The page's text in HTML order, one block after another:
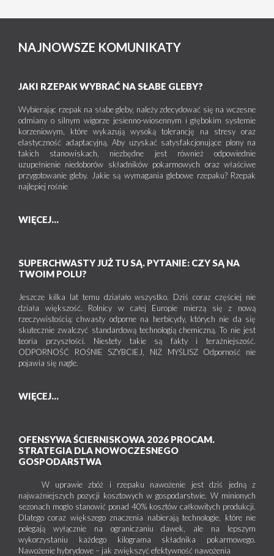
NAJNOWSZE KOMUNIKATY
JAKI RZEPAK WYBRAĆ NA SŁABE GLEBY?
Wybierając rzepak na słabe gleby, należy zdecydować się na wczesne
odmiany o silnym wigorze jesienno-wiosennym i głębokim systemie
korzeniowym, które wykazują wysoką tolerancję na stresy oraz
elastyczność adaptacyjną. Aby uzyskać satysfakcjonujące plony na
takich stanowiskach, niezbędne jest również odpowiednie
uzupełnienie niedoborów składników pokarmowych oraz właściwe
przygotowanie gleby. Jakie są wymagania glebowe rzepaku? Rzepak
najlepiej rośnie
WIĘCEJ...
SUPERCHWASTY JUŻ TU SĄ. PYTANIE: CZY SĄ NA
TWOIM POLU?
Jeszcze kilka lat temu działało wszystko. Dziś coraz częściej nie
działa większość. Rolnicy w całej Europie mierzą się z nową
rzeczywistością: chwasty odporne na herbicydy, których nie da się
skutecznie zwalczyć standardową technologią chemiczną. To nie jest
teoria przyszłości. Niestety takie są fakty i teraźniejszość.
ODPORNOŚĆ ROŚNIE SZYBCIEJ, NIŻ MYŚLISZ Odporność nie
pojawia się nagle.
WIĘCEJ...
OFENSYWA ŚCIERNISKOWA 2026 PROCAM.
STRATEGIA DLA NOWOCZESNEGO
GOSPODARSTWA
W uprawie zbóż i rzepaku nawożenie jest dziś jedną z
najważniejszych pozycji kosztowych w gospodarstwie. W minionych
sezonach mogło stanowić ponad 40% kosztów całkowitych produkcji.
Dlatego coraz większego znaczenia nabierają technologie, które nie
polegają wyłącznie na ograniczaniu dawek, ale na lepszym
wykorzystaniu każdego kilograma składnika pokarmowego.
Nawożenie hybrydowe – jak zwiększyć efektywność nawożenia